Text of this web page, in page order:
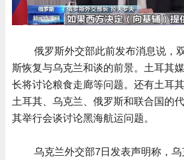
俄罗斯外交部此前发布消息说，
斯恢复与乌克兰和谈的前景。土耳其
长将讨论粮食走廊等问题。还有土耳
土耳其、乌克兰、俄罗斯和联合国的
其举行会谈讨论黑海航运问题。
乌克兰外交部7日发表声明称，